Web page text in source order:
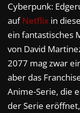
Cyberpunk:
aufNetflix in
ein fantastisches
von David
2077 mag zwar
aber das
Anime-Serie, die
der Serie